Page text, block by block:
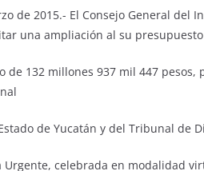
de 2015.- El Consejo General del
una ampliación al su
de 132 millones 937 mil 447 pesos,
de Yucatán y del Tribunal de
Urgente, celebrada en modalidad